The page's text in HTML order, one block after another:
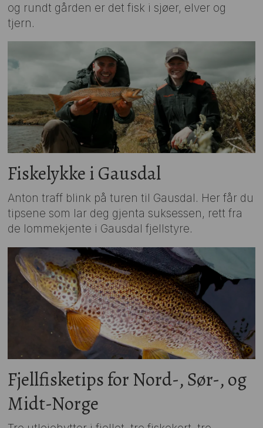
og rundt gården er det fisk i sjøer, elver og
tjern.
Fiskelykke i Gausdal
Anton traff blink på turen til Gausdal. Her får du
tipsene som lar deg gjenta suksessen, rett fra
de lommekjente i Gausdal fjellstyre.
Fjellfisketips for Nord-, Sør-, og
Midt-Norge